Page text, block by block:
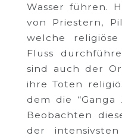
Wasser führen.
von Priestern,
welche
Fluss
sind auch der
ihre Toten
dem die
Beobachten
der